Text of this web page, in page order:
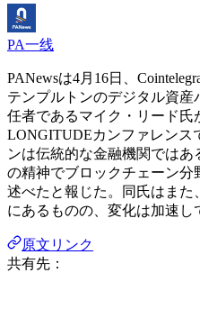
PA一线
PANewsは4月16日、
テンプルトンのデジタル資
任者であるマイク・リード氏
LONGITUDEカンファレンス
ンは伝統的な金融機関では
の精神でブロックチェーン分
述べたと報じた。同氏はま
にあるものの、変化は加速し
原文リンク
共有先：